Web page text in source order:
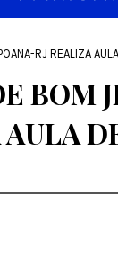
RJ REALIZA
BOM